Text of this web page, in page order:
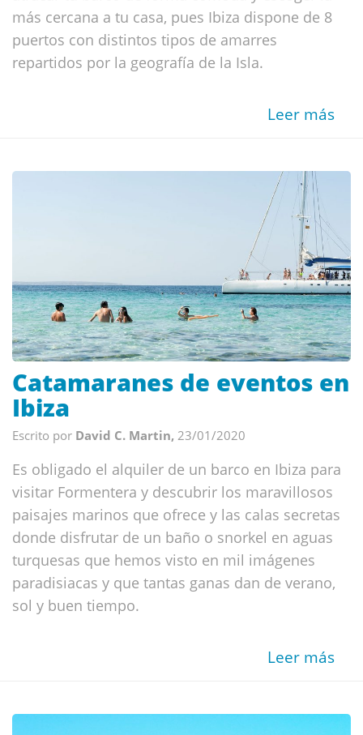
más cercana a tu casa, pues Ibiza dispone de 8
puertos con distintos tipos de amarres
repartidos por la geografía de la Isla.
Leer más
Catamaranes de eventos en
Ibiza
Escrito por David C. Martin, 23/01/2020
Es obligado el alquiler de un barco en Ibiza para
visitar Formentera y descubrir los maravillosos
paisajes marinos que ofrece y las calas secretas
donde disfrutar de un baño o snorkel en aguas
turquesas que hemos visto en mil imágenes
paradisiacas y que tantas ganas dan de verano,
sol y buen tiempo.
Leer más